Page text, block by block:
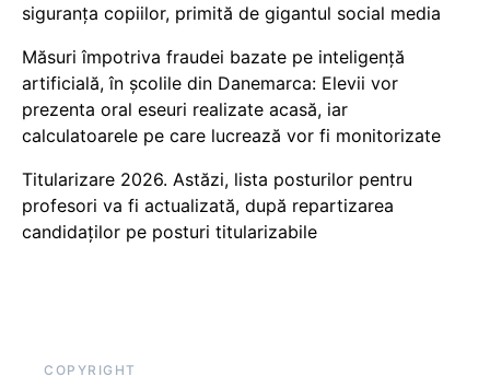
siguranța copiilor, primită de gigantul social media
Măsuri împotriva fraudei bazate pe inteligență
artificială, în școlile din Danemarca: Elevii vor
prezenta oral eseuri realizate acasă, iar
calculatoarele pe care lucrează vor fi monitorizate
Titularizare 2026. Astăzi, lista posturilor pentru
profesori va fi actualizată, după repartizarea
candidaților pe posturi titularizabile
COPYRIGHT